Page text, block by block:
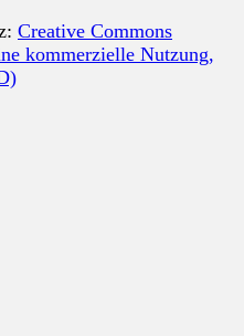
Creative Commons
kommerzielle Nutzung,